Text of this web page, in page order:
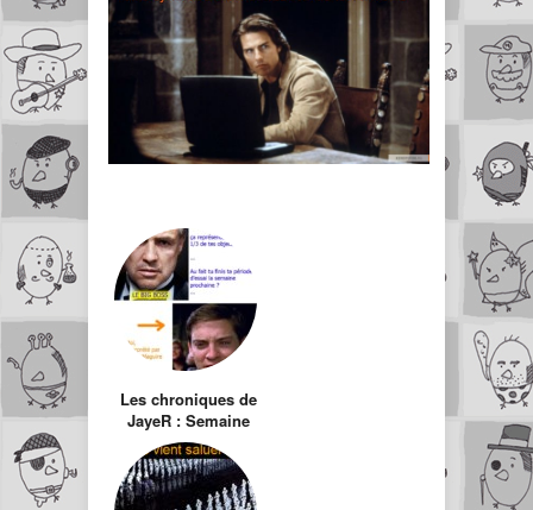
Les chroniques de
JayeR : Semaine
de merde (au
bureau
évidemment)